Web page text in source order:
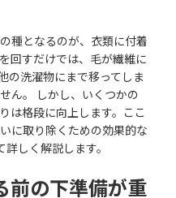
種となるのが、衣類に付着
回すだけでは、毛が繊維に
の洗濯物にまで移ってしま
ん。 しかし、いくつかの
は格段に向上します。ここ
に取り除くための効果的な
しく解説します。
前の下準備が重